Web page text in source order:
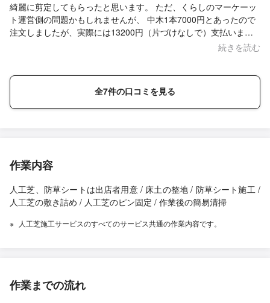
綺麗に剪定してもらったと思います。 ただ、くらしのマーケーッ
ト運営側の問題かもしれませんが、 中木1本7000円とあったので
注文しましたが、実際には13200円（片づけなしで）支払いまし
た。 最初から技術料により中木１本7000円～12000円（税抜
続きを読む
全7件の口コミを見る
作業内容
人工芝、防草シートは出店者用意 / 床土の整地 / 防草シート施工 /
人工芝の敷き詰め / 人工芝のピン固定 / 作業後の簡易清掃
人工芝施工サービスのすべてのサービス共通の作業内容です。
作業までの流れ